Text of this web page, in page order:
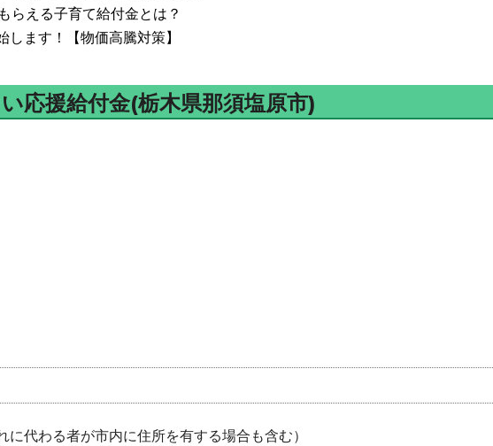
らえる子育て給付金とは？
します！【物価高騰対策】
応援給付金(栃木県那須塩原市)
に代わる者が市内に住所を有する場合も含む）